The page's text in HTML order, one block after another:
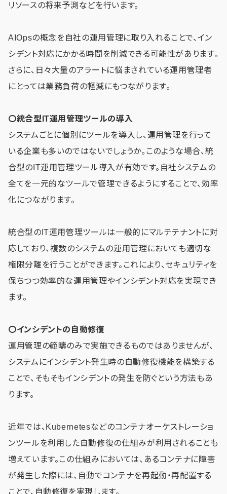
リソースの将来予測などを行います。
AIOpsの概念を自社の運用管理に取り入れることで、イン
シデント対応にかかる時間を削減できる可能性があります。
さらに、日々大量のアラートに悩まされている運用管理者
にとっては業務負荷の軽減にもつながります。
〇統合型IT運用管理ツールの導入
システムごとに個別にツールを導入し、運用管理を行って
いる企業も多いのではないでしょうか。このような場合、統
合型のIT運用管理ツール導入が有効です。自社システムの
全てを一元的なツールで管理できるようにすることで、効率
化につながります。
統合型のIT運用管理ツールは一般的にマルチテナントに対
応しており、複数のシステムの運用管理においても適切な
権限分離を行うことができます。これにより、セキュリティを
保ちつつ効率的な運用管理やインシデント対応を実現でき
ます。
〇インシデントの自動修復
運用管理の範疇のみで実施できるものではありませんが、
システムにインシデント発生時の自動修復機能を構築する
ことで、そもそもインシデントの発生を防ぐという方法もあ
ります。
近年では、Kubernetesなどのコンテナオーケストレーショ
ンツールを利用した自動修復の仕組みが利用されることも
増えています。この仕組みにおいては、あるコンテナに障害
が発生した際には、自動でコンテナを再起動・再配置する
ことで、自動修復を実現します。